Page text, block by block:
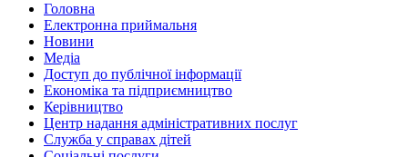
Головна
Електронна приймальня
Новини
Медіа
Доступ до публічної інформації
Економіка та підприємництво
Керівництво
Центр надання адміністративних послуг
Служба у справах дітей